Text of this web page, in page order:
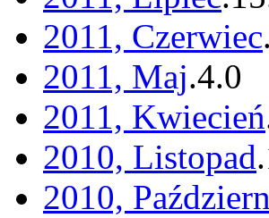
2011, Czerwiec.
2011, Maj.4.0
2011, Kwiecień
2010, Listopad.
2010,